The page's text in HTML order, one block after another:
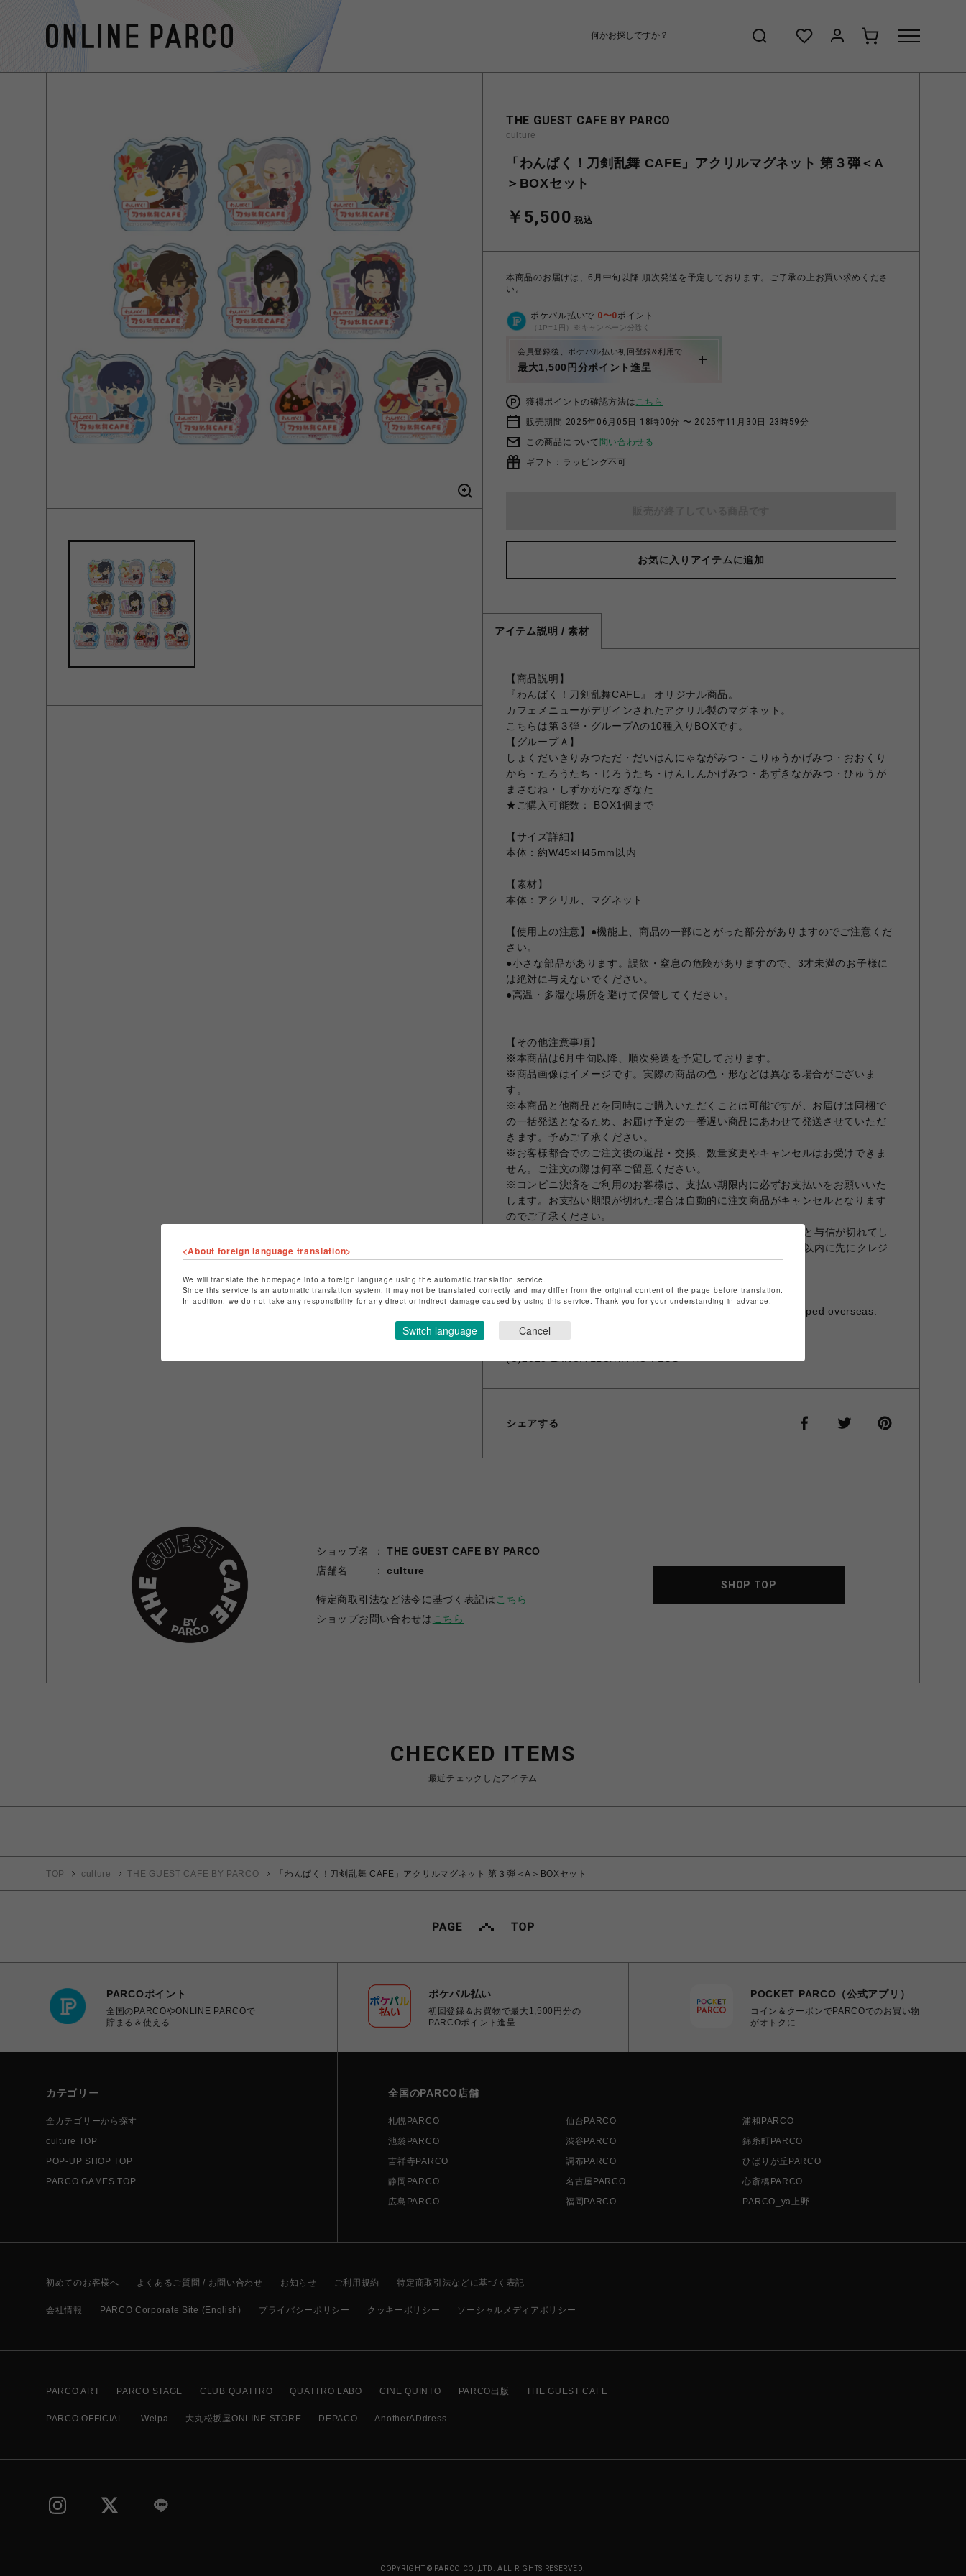
THE GUEST CAFE BY PARCO
culture
「わんぱく！刀剣乱舞 CAFE」アクリルマグネット 第３弾＜A
＞BOXセット
￥5,500 税込
本商品のお届けは、6月中旬以降 順次発送を予定しております。ご了承の上お買い求めくださ
い。
ポケパル払いで 0〜0ポイント
（1P=1円）※キャンペーン分除く
会員登録後、ポケパル払い初回登録&利用で
最大1,500円分ポイント進呈
獲得ポイントの確認方法はこちら
販売期間 2025年06月05日 18時00分 〜 2025年11月30日 23時59分
この商品について 問い合わせる
ギフト：ラッピング不可
お気に入りアイテムに追加
アイテム説明 / 素材
【商品説明】
『わんぱく！刀剣乱舞CAFE』 オリジナル商品。
カフェメニューがデザインされたアクリル製のマグネット。
こちらは第３弾・グループAの10種入りBOXです。
【グループＡ】
しょくだいきりみつただ・だいはんにゃながみつ・こりゅうかげみつ・おおくり
から・たろうたち・じろうたち・けんしんかげみつ・あずきながみつ・ひゅうが
まさむね・しずかがたなぎなた
★ご購入可能数： BOX1個まで
【サイズ詳細】
本体：約W45×H45mm以内
【素材】
本体：アクリル、マグネット
【使用上の注意】●機能上、商品の一部にとがった部分がありますのでご注意くだ
さい。
●小さな部品があります。誤飲・窒息の危険がありますので、3才未満のお子様に
は絶対に与えないでください。
●高温・多湿な場所を避けて保管してください。
【その他注意事項】
※本商品は6月中旬以降、順次発送を予定しております。
※商品画像はイメージです。実際の商品の色・形などは異なる場合がございま
す。
※本商品と他商品とを同時にご購入いただくことは可能ですが、お届けは同梱で
の一括発送となるため、お届け予定の一番遅い商品にあわせて発送させていただ
きます。予めご了承ください。
※お客様都合でのご注文後の返品・交換、数量変更やキャンセルはお受けできま
せん。ご注文の際は何卒ご留意ください。
※コンビニ決済をご利用のお客様は、支払い期限内に必ずお支払いをお願いいた
します。お支払い期限が切れた場合は自動的に注文商品がキャンセルとなります
のでご了承ください。
※クレジットカード決済の場合、オーダーから30日を超えますと与信が切れてし
まう場合がございますため、商品発送前でもオーダーから30日以内に先にクレジ
ット決済をさせていただきますこと、予めご了承願います。
※お届け日の日時指定は承っておりません。
※ギフトラッピング、領収書発行は承っておりません。
※海外発送は対応しておりません。 -This item cannot be shipped overseas.
シェアする
ショップ名
THE GUEST CAFE BY PARCO
店舗名
culture
特定商取引法など法令に基づく表記は こちら
ショップお問い合わせは こちら
SHOP TOP
CHECKED ITEMS
最近チェックしたアイテム
TOP culture THE GUEST CAFE BY PARCO 「わんぱく！刀剣乱舞 CAFE」アクリルマグネット 第３弾＜A＞BOXセット
PARCOポイント
全国のPARCOやONLINE PARCOで
貯まる＆使える
ポケパル払い
初回登録＆お買物で最大1,500円分の
PARCOポイント進呈
POCKET PARCO（公式アプリ）
コイン＆クーポンでPARCOでのお買い物
がオトクに
カテゴリー
全カテゴリーから探す
culture TOP
POP-UP SHOP TOP
PARCO GAMES TOP
全国のPARCO店舗
札幌PARCO 仙台PARCO
浦和PARCO
池袋PARCO
渋谷PARCO
錦糸町PARCO
吉祥寺PARCO
調布PARCO
ひばりが丘PARCO
静岡PARCO
名古屋PARCO
心斎橋PARCO
広島PARCO
福岡PARCO PARCO_ya上野
初めてのお客様へ よくあるご質問 / お問い合わせ お知らせ ご利用規約 特定商取引法などに基づく表記
会社情報 PARCO Corporate Site (English) プライバシーポリシー クッキーポリシー ソーシャルメディアポリシー
PARCO ART PARCO STAGE CLUB QUATTRO QUATTRO LABO CINE QUINTO PARCO出版 THE GUEST CAFE
PARCO OFFICIAL Welpa 大丸松坂屋ONLINE STORE DEPACO AnotherADdress
COPYRIGHT © PARCO CO.,LTD. ALL RIGHTS RESERVED.
<About foreign language translation>
We will translate the homepage into a foreign language using the automatic translation service.
Since this service is an automatic translation system, it may not be translated correctly and may differ from the original content of the page before translation.
In addition, we do not take any responsibility for any direct or indirect damage caused by using this service. Thank you for your understanding in advance.
Switch language Cancel